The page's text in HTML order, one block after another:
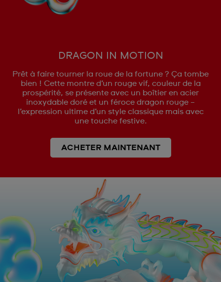
DRAGON IN MOTION
Prêt à faire tourner la roue de la fortune ? Ça tombe
bien ! Cette montre d’un rouge vif, couleur de la
prospérité, se présente avec un boîtier en acier
inoxydable doré et un féroce dragon rouge –
l’expression ultime d’un style classique mais avec
une touche festive.
ACHETER MAINTENANT